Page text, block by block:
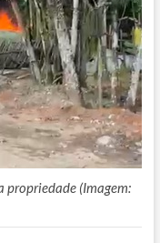
propriedade (Imagem: